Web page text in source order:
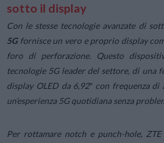
sotto il display
Con le stesse tecnologie avanzate di
5Gfornisce un vero e proprio display
foro di perforazione. Questo
tecnologie 5G leader del settore, di una
display OLED da 6,92″ con frequenza
un’esperienza 5G quotidiana senza
Per rottamare notch e punch-hole,